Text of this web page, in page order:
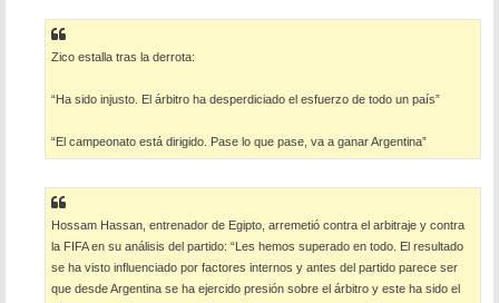
s
a
jZico estalla tras la derrota:
“Ha sido injusto. El árbitro ha desperdiciado el esfuerzo de todo un país”
“El campeonato está dirigido. Pase lo que pase, va a ganar Argentina”
Hossam Hassan, entrenador de Egipto, arremetió contra el arbitraje y contra
la FIFA en su análisis del partido: “Les hemos superado en todo. El resultado
se ha visto influenciado por factores internos y antes del partido parece ser
que desde Argentina se ha ejercido presión sobre el árbitro y este ha sido el